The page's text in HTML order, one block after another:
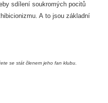
sdílení soukromých pocitů
A to jsou základní
se stát členem jeho fan klubu.